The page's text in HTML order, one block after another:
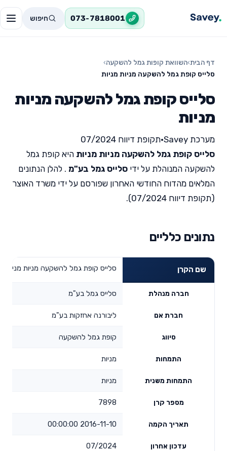
073-7818001 חיפוש
דף הבית›השוואת קופות גמל להשקעה›
סלייס קופת גמל להשקעה מניות מניות
סלייס קופת גמל להשקעה מניות
מניות
מערכת Savey •תקופת דיווח 07/2024
סלייס קופת גמל להשקעה מניות מניות היא קופת גמל
להשקעה המנוהלת על ידי סלייס גמל בע"מ . להלן הנתונים
המלאים מהדוח החודשי האחרון שפורסם על ידי משרד האוצר
(תקופת דיווח 07/2024).
נתונים כלליים
שם הקרן סלייס קופת גמל להשקעה מניות מניות
חברה מנהלת סלייס גמל בע"מ
חברת אם ליבורנה אחזקות בע"מ
סיווג קופת גמל להשקעה
התמחות מניות
התמחות משנית מניות
מספר קרן 7898
תאריך הקמה 2016-11-10 00:00:00
עדכון אחרון 07/2024